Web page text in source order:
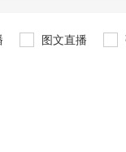
图文直播